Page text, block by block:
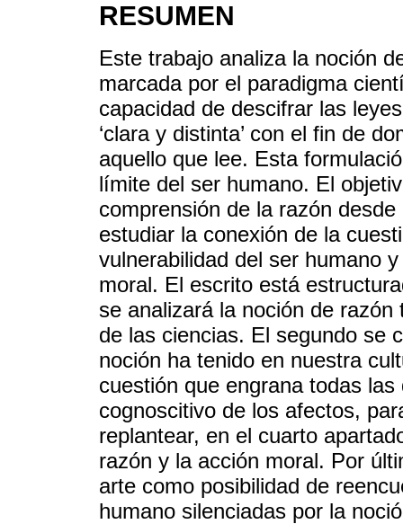
RESUMEN
Este trabajo analiza la noción
marcada por el paradigma
capacidad de descifrar las
‘clara y distinta’ con el fin de
aquello que lee. Esta
límite del ser humano. El
comprensión de la razón
estudiar la conexión de la
vulnerabilidad del ser humano
moral. El escrito está
se analizará la noción de
de las ciencias. El segundo se
noción ha tenido en nuestra
cuestión que engrana todas
cognoscitivo de los afectos,
replantear, en el cuarto
razón y la acción moral. Por
arte como posibilidad de
humano silenciadas por la